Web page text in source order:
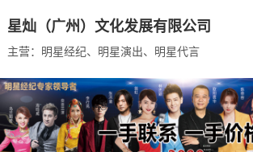
星灿（广州）文化发展有限公司
主营：明星经纪、明星演出、明星代言